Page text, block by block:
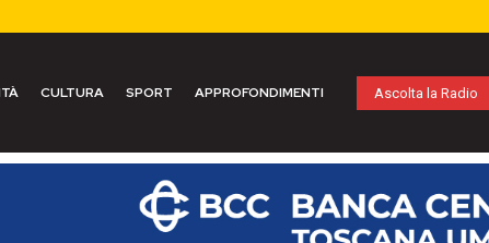
CULTURA SPORT APPROFONDIMENTI Ascolta la Radio